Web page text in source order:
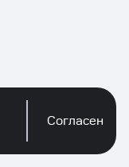
Согласен